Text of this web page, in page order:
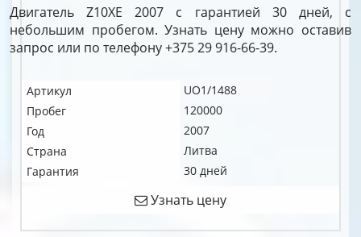
Двигатель Z10XE 2007 с гарантией 30 дней, с
небольшим пробегом. Узнать цену можно оставив
запрос или по телефону +375 29 916-66-39.
Артикул
UO1/1488
Пробег
120000
Год
2007
Страна
Литва
Гарантия
30 дней
Узнать цену